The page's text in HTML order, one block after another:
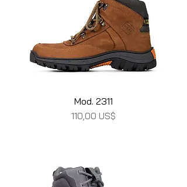
Mod. 2311
Precio
110,00 US$